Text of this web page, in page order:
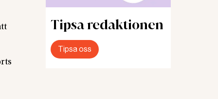
Tipsa redaktionen
Tipsa oss